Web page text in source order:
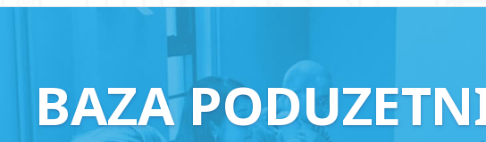
BAZA